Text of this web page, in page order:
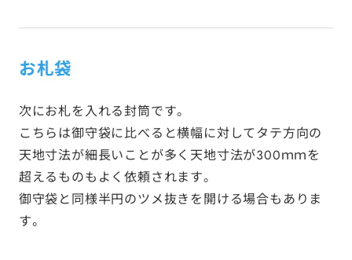
お札袋
次にお札を入れる封筒です。
こちらは御守袋に比べると横幅に対してタテ方向の
天地寸法が細長いことが多く天地寸法が300ｍｍを
超えるものもよく依頼されます。
御守袋と同様半円のツメ抜きを開ける場合もありま
す。